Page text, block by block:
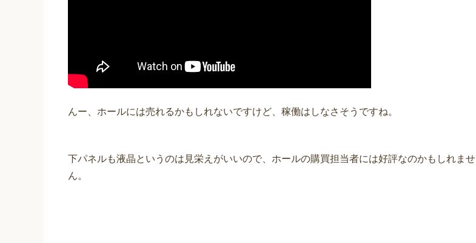
んー、ホールには売れるかもしれないですけど、稼働はしなさそうですね。
下パネルも液晶というのは見栄えがいいので、ホールの購買担当者には好評なのかもしれませ
ん。